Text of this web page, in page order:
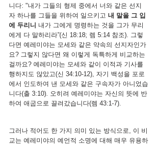
니다: "내가 그들의 형제 중에서 너와 같은 선지
자 하나를 그들을 위하여 일으키고 내 말을 그 입
에 두리니 내가 그에게 명령하는 것을 그가 무리
에게 다 말하리라”(신 18:18; 렘 5:14 참조). 그렇
다면 예레미야는 모세와 같은 약속의 선지자인가
요? 그렇지 않다면 왜 이렇게 독특하게 비교하는
걸까요? 예레미야는 모세와 같이 이적과 기사를
행하지도 않았고(신 34:10-12), 자기 백성을 포로
에서 인도하여 낸 모세와 같은 구속자가 아니었습
니다(출 3:10). 오히려 예레미야는 자신의 뜻에 반
하여 애굽으로 끌려갔습니다(렘 43:1-7).
그러나 적어도 한 가지 의미 있는 방식으로, 이 비
교는 예레미야의 예언적 소명에 대해 매우 유용하